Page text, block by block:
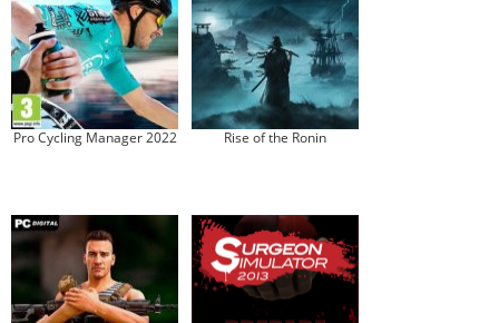
Pro Cycling Manager 2022 Rise of the Ronin